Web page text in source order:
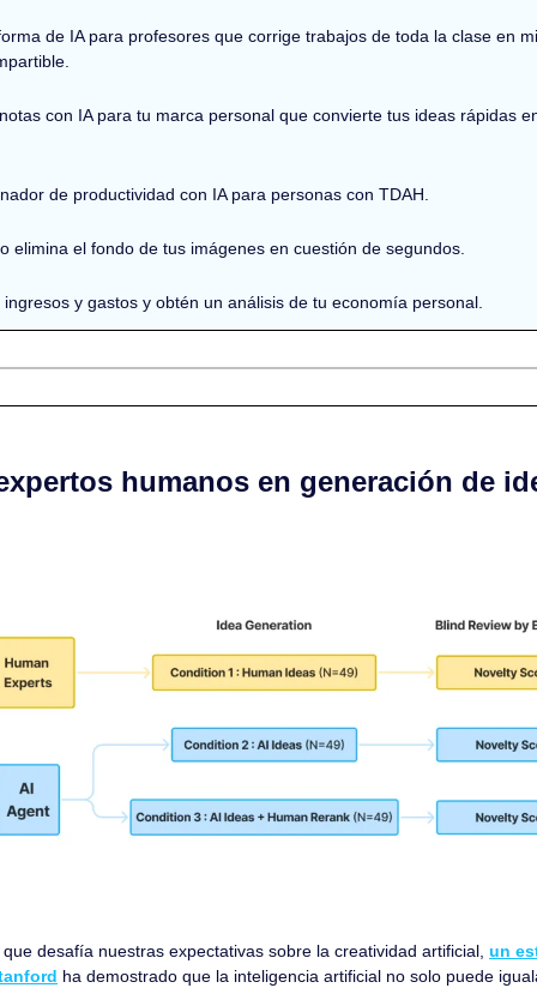
de IA para profesores que corrige trabajos de toda la clase en
con IA para tu marca personal que convierte tus ideas rápidas
de productividad con IA para personas con TDAH.
elimina el fondo de tus imágenes en cuestión de segundos.
y gastos y obtén un análisis de tu economía personal.
humanos en generación de
desafía nuestras expectativas sobre la creatividad artificial, un
ha demostrado que la inteligencia artificial no solo puede